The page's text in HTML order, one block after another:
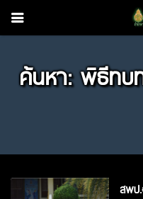
ค้นหา: พิธีทบ
สพป.